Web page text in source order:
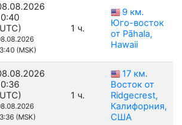
(MSK)
1 ч.
9 км.
Юго-восток
от Pāhala,
Hawaii
(MSK)
1 ч.
17 км.
Восток от
Ridgecrest,
Калифорния,
США